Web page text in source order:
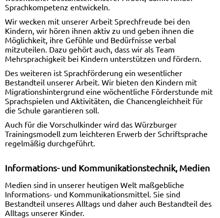
Sprachkompetenz entwickeln.
Wir wecken mit unserer Arbeit Sprechfreude bei den
Kindern, wir hören ihnen aktiv zu und geben ihnen die
Möglichkeit, ihre Gefühle und Bedürfnisse verbal
mitzuteilen. Dazu gehört auch, dass wir als Team
Mehrsprachigkeit bei Kindern unterstützen und fördern.
Des weiteren ist Sprachförderung ein wesentlicher
Bestandteil unserer Arbeit. Wir bieten den Kindern mit
Migrationshintergrund eine wöchentliche Förderstunde mit
Sprachspielen und Aktivitäten, die Chancengleichheit für
die Schule garantieren soll.
Auch für die Vorschulkinder wird das Würzburger
Trainingsmodell zum leichteren Erwerb der Schriftsprache
regelmäßig durchgeführt.
Informations- und Kommunikationstechnik, Medien
Medien sind in unserer heutigen Welt maßgebliche
Informations- und Kommunikationsmittel. Sie sind
Bestandteil unseres Alltags und daher auch Bestandteil des
Alltags unserer Kinder.